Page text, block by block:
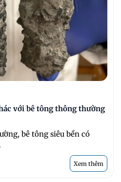
với bê tông thông thường
bê tông siêu bền có
Xem thêm